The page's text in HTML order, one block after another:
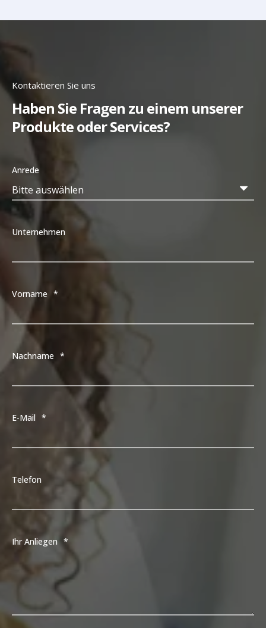
Kontaktieren Sie uns
Haben Sie Fragen zu einem unserer
Produkte oder Services?
Anrede
Unternehmen
Vorname *
Nachname *
E-Mail *
Telefon
Ihr Anliegen *